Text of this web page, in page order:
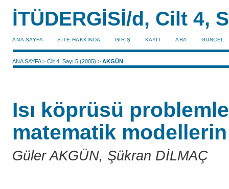
İTÜDERGİSİ/d, Cilt 4,
ANA SAYFA SİTE HAKKINDA GIRIŞ KAYIT ARA GÜNCEL
ANA SAYFA>Cilt 4, Sayı 5 (2005) >AKGÜN
Isı köprüsü
matematik modellerin
Güler AKGÜN, Şükran DİLMAÇ